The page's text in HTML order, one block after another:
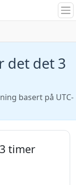
det det 3
basert på UTC-
timer